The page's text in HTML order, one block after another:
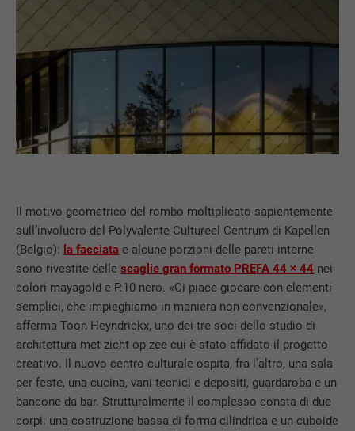
Il motivo geometrico del rombo moltiplicato sapientemente
sull’involucro del Polyvalente Cultureel Centrum di Kapellen
(Belgio): la facciata e alcune porzioni delle pareti interne
sono rivestite dellescaglie gran formato PREFA 44 × 44 nei
colori mayagold e P.10 nero. «Ci piace giocare con elementi
semplici, che impieghiamo in maniera non convenzionale»,
afferma Toon Heyndrickx, uno dei tre soci dello studio di
architettura met zicht op zee cui è stato affidato il progetto
creativo. Il nuovo centro culturale ospita, fra l’altro, una sala
per feste, una cucina, vani tecnici e depositi, guardaroba e un
bancone da bar. Strutturalmente il complesso consta di due
corpi: una costruzione bassa di forma cilindrica e un cuboide